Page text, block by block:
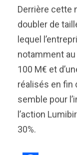
Derrière cette
doubler de
lequel
notamment au
100 M€ et
réalisés en fin
semble pour
l’action
30%.